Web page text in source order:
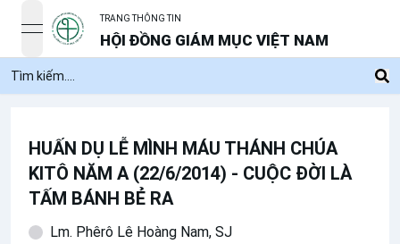
open navigation menu
TRANG THÔNG TIN
HỘI ĐỒNG GIÁM MỤC VIỆT NAM
HUẤN DỤ LỄ MÌNH MÁU THÁNH CHÚA
KITÔ NĂM A (22/6/2014) - CUỘC ĐỜI LÀ
TẤM BÁNH BẺ RA
Lm. Phêrô Lê Hoàng Nam, SJ